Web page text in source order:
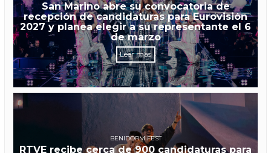
San Marino abre su convocatoria de
recepción de candidaturas para Eurovisión
2027 y planea elegir a su representante el 6
de marzo
Leer más
BENIDORM FEST
RTVE recibe cerca de 900 candidaturas para